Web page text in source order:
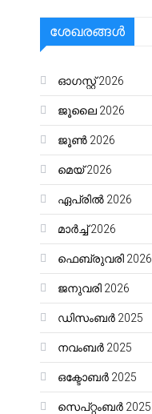
ശേഖരങ്ങൾ
ഓഗസ്റ്റ്‌ 2026
ജൂലൈ 2026
ജൂൺ 2026
മെയ്‌ 2026
ഏപ്രിൽ 2026
മാർച്ച്‌ 2026
ഫെബ്രുവരി 2026
ജനുവരി 2026
ഡിസംബർ 2025
നവംബർ 2025
ഒക്ടോബർ 2025
സെപ്റ്റംബർ 2025